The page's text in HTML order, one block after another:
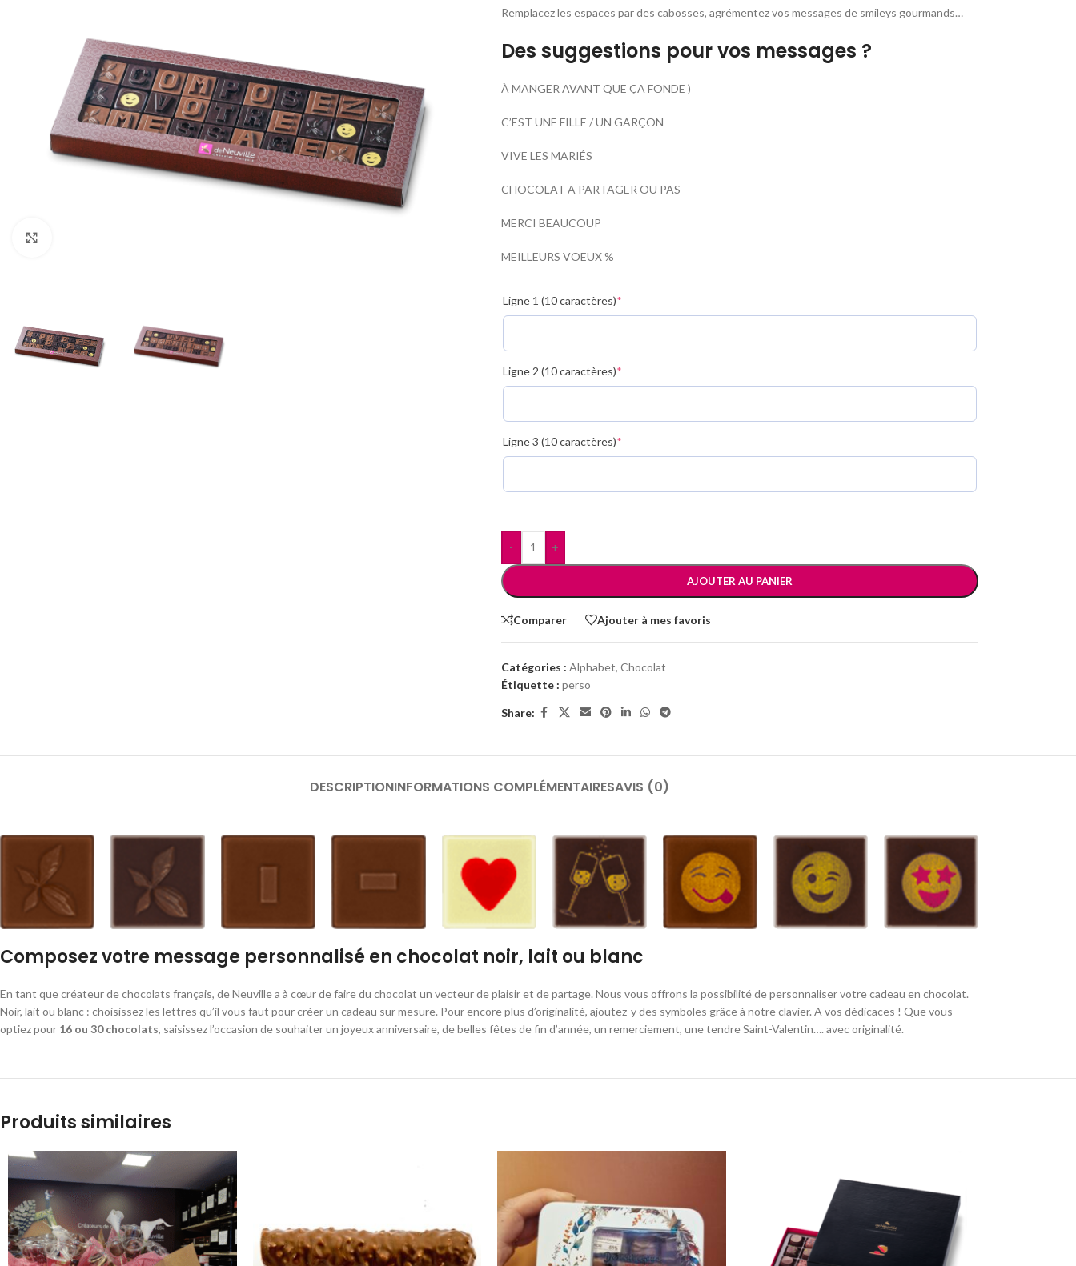
Remplacez les espaces par des cabosses, agrémentez vos messages de smileys gourmands…
Des suggestions pour vos messages ?
À MANGER AVANT QUE ÇA FONDE )
C’EST UNE FILLE / UN GARÇON
VIVE LES MARIÉS
CHOCOLAT A PARTAGER OU PAS
MERCI BEAUCOUP
MEILLEURS VOEUX %
Ligne 1 (10 caractères)*
Ligne 2 (10 caractères)*
Ligne 3 (10 caractères)*
- +
AJOUTER AU PANIER
Comparer Ajouter à mes favoris
Catégories : Alphabet, Chocolat
Étiquette : perso
Share:
DESCRIPTIONINFORMATIONS COMPLÉMENTAIRESAVIS (0)
Composez votre message personnalisé en chocolat noir, lait ou blanc
En tant que créateur de chocolats français, de Neuville a à cœur de faire du chocolat un vecteur de plaisir et de partage. Nous vous offrons la possibilité de personnaliser votre cadeau en chocolat.
Noir, lait ou blanc : choisissez les lettres qu’il vous faut pour créer un cadeau sur mesure. Pour encore plus d’originalité, ajoutez-y des symboles grâce à notre clavier. A vos dédicaces ! Que vous
optiez pour 16 ou 30 chocolats, saisissez l’occasion de souhaiter un joyeux anniversaire, de belles fêtes de fin d’année, un remerciement, une tendre Saint-Valentin…. avec originalité.
Produits similaires